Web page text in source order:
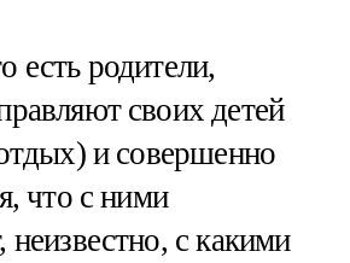
есть родители,
своих детей
и совершенно
что с ними
неизвестно, с какими